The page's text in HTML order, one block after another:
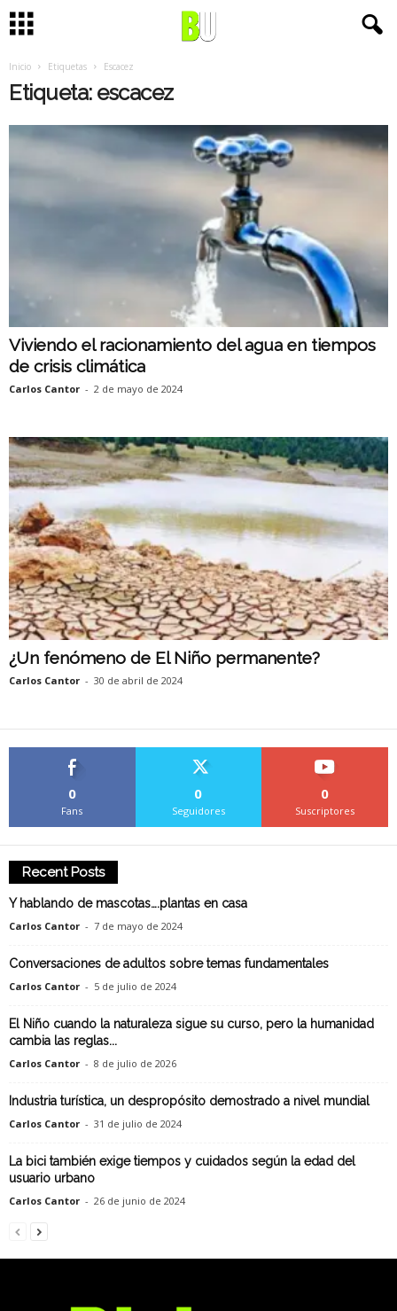
Inicio Etiquetas Escacez
Etiqueta: escacez
Viviendo el racionamiento del agua en tiempos
de crisis climática
Carlos Cantor - 2 de mayo de 2024
¿Un fenómeno de El Niño permanente?
Carlos Cantor - 30 de abril de 2024
0
Fans
0
Seguidores
0
Suscriptores
Recent Posts
Y hablando de mascotas….plantas en casa
Carlos Cantor - 7 de mayo de 2024
Conversaciones de adultos sobre temas fundamentales
Carlos Cantor - 5 de julio de 2024
El Niño cuando la naturaleza sigue su curso, pero la humanidad
cambia las reglas...
Carlos Cantor - 8 de julio de 2026
Industria turística, un despropósito demostrado a nivel mundial
Carlos Cantor - 31 de julio de 2024
La bici también exige tiempos y cuidados según la edad del
usuario urbano
Carlos Cantor - 26 de junio de 2024